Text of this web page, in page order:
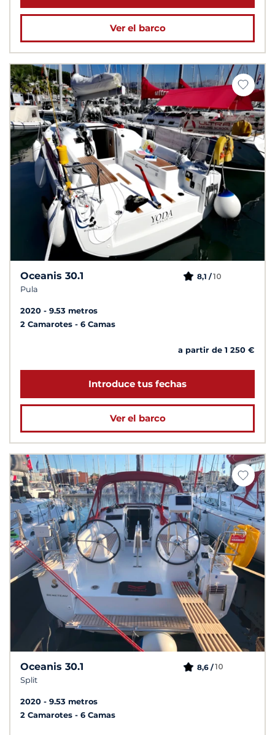
Ver el barco
Oceanis 30.1
Pula
8,1 /10
2020
9.53 metros
2 Camarotes
6 Camas
a partir de 1 250 €
Introduce tus fechas
Ver el barco
Oceanis 30.1
Split
8,6 /10
2020
9.53 metros
2 Camarotes
6 Camas